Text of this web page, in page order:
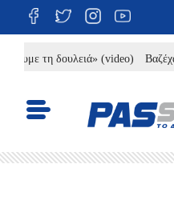
δουλειά» (video) Βαζέχα: «Οι